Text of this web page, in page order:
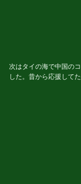
次はタイの海で中国の
した。昔から応援して